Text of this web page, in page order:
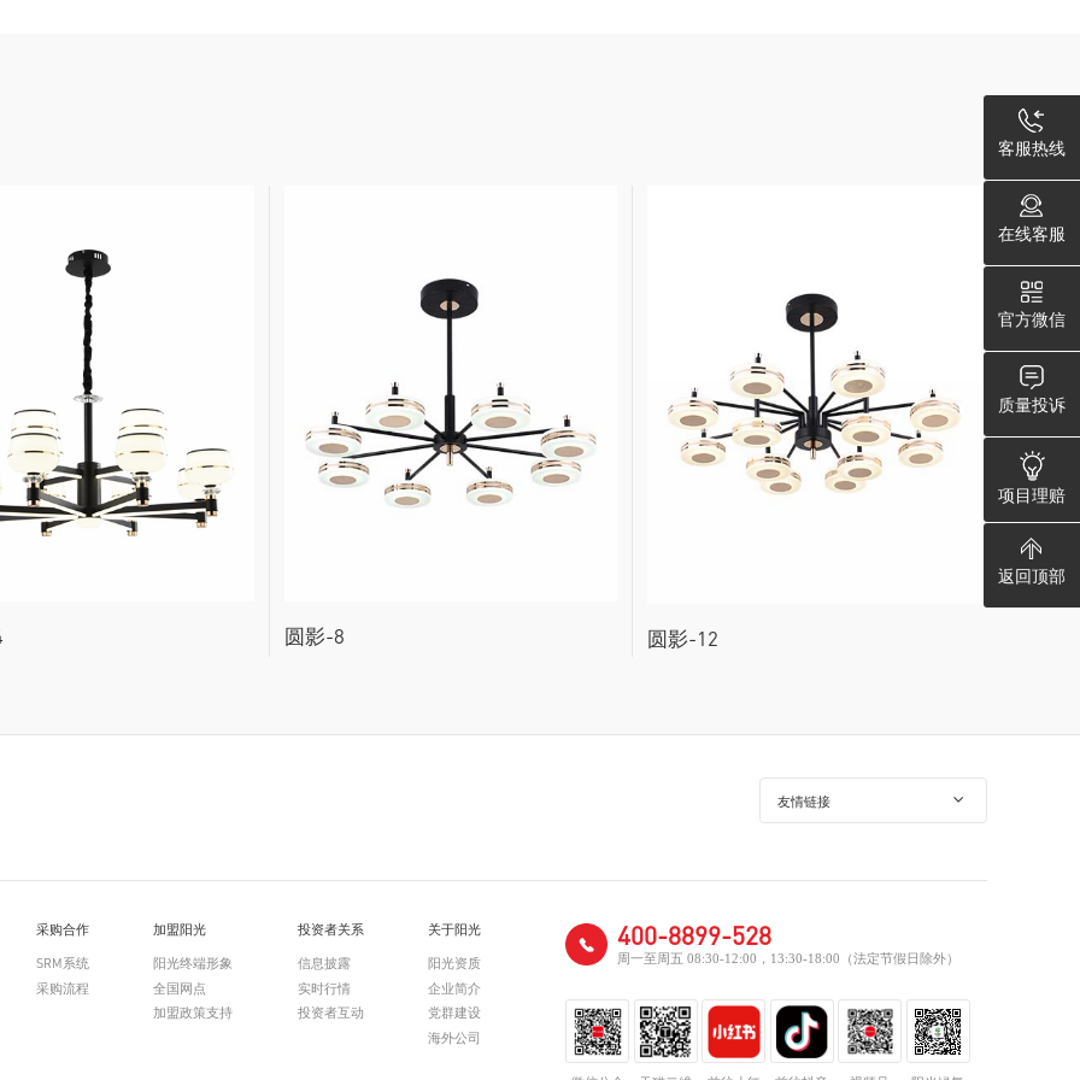
圆影-8 圆影-12
友情链接
采购合作
SRM系统
采购流程
加盟阳光
阳光终端形象
全国网点
加盟政策支持
投资者关系
信息披露
实时行情
投资者互动
关于阳光
阳光资质
企业简介
党群建设
海外公司
400-8899-528
周一至周五 08:30-12:00，13:30-18:00（法定节假日除外）
客服热线
在线客服
官方微信
质量投诉
项目理赔
返回顶部